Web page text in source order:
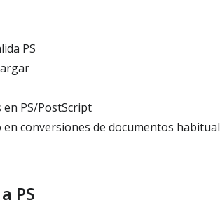
PS
PS/PostScript
conversiones de documentos
PS